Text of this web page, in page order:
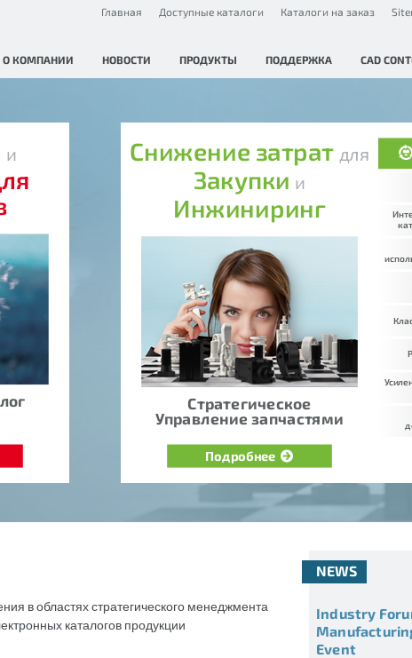
Главная Доступные каталоги Каталоги на заказ
О КОМПАНИИ НОВОСТИ ПРОДУКТЫ ПОДДЕРЖКА CAD
и Снижение затрат для
Закупки и
Инжиниринг
Стратегическое
Управление запчастями
Подробнее
в областях стратегического менеджмента
каталогов продукции
NEWS
Industry
Event